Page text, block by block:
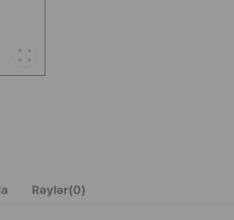
Rəylər(0)